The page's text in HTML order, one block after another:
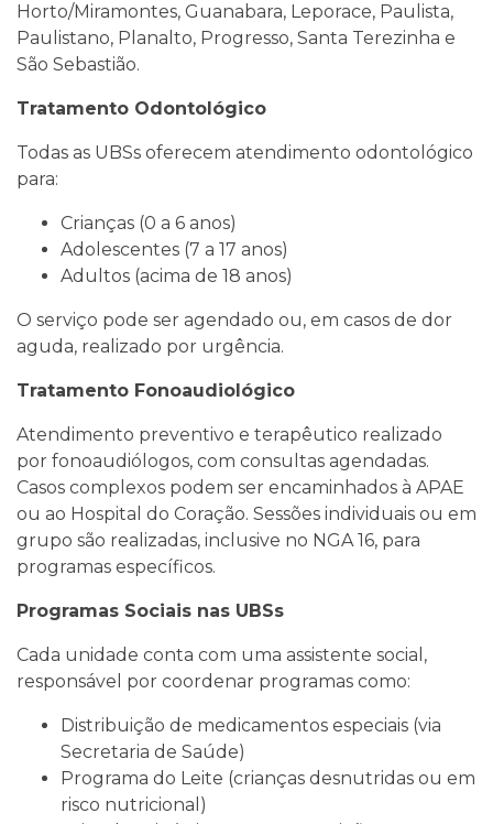
Horto/Miramontes, Guanabara, Leporace, Paulista,
Paulistano, Planalto, Progresso, Santa Terezinha e
São Sebastião.
Tratamento Odontológico
Todas as UBSs oferecem atendimento odontológico
para:
Crianças (0 a 6 anos)
Adolescentes (7 a 17 anos)
Adultos (acima de 18 anos)
O serviço pode ser agendado ou, em casos de dor
aguda, realizado por urgência.
Tratamento Fonoaudiológico
Atendimento preventivo e terapêutico realizado
por fonoaudiólogos, com consultas agendadas.
Casos complexos podem ser encaminhados à APAE
ou ao Hospital do Coração. Sessões individuais ou em
grupo são realizadas, inclusive no NGA 16, para
programas específicos.
Programas Sociais nas UBSs
Cada unidade conta com uma assistente social,
responsável por coordenar programas como:
Distribuição de medicamentos especiais (via
Secretaria de Saúde)
Programa do Leite (crianças desnutridas ou em
risco nutricional)